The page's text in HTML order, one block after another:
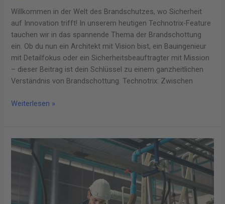
Willkommen in der Welt des Brandschutzes, wo Sicherheit
auf Innovation trifft! In unserem heutigen Technotrix-Feature
tauchen wir in das spannende Thema der Brandschottung
ein. Ob du nun ein Architekt mit Vision bist, ein Bauingenieur
mit Detailfokus oder ein Sicherheitsbeauftragter mit Mission
– dieser Beitrag ist dein Schlüssel zu einem ganzheitlichen
Verständnis von Brandschottung. Technotrix: Zwischen
Weiterlesen »
Entstaubungsanlagen:
saubere